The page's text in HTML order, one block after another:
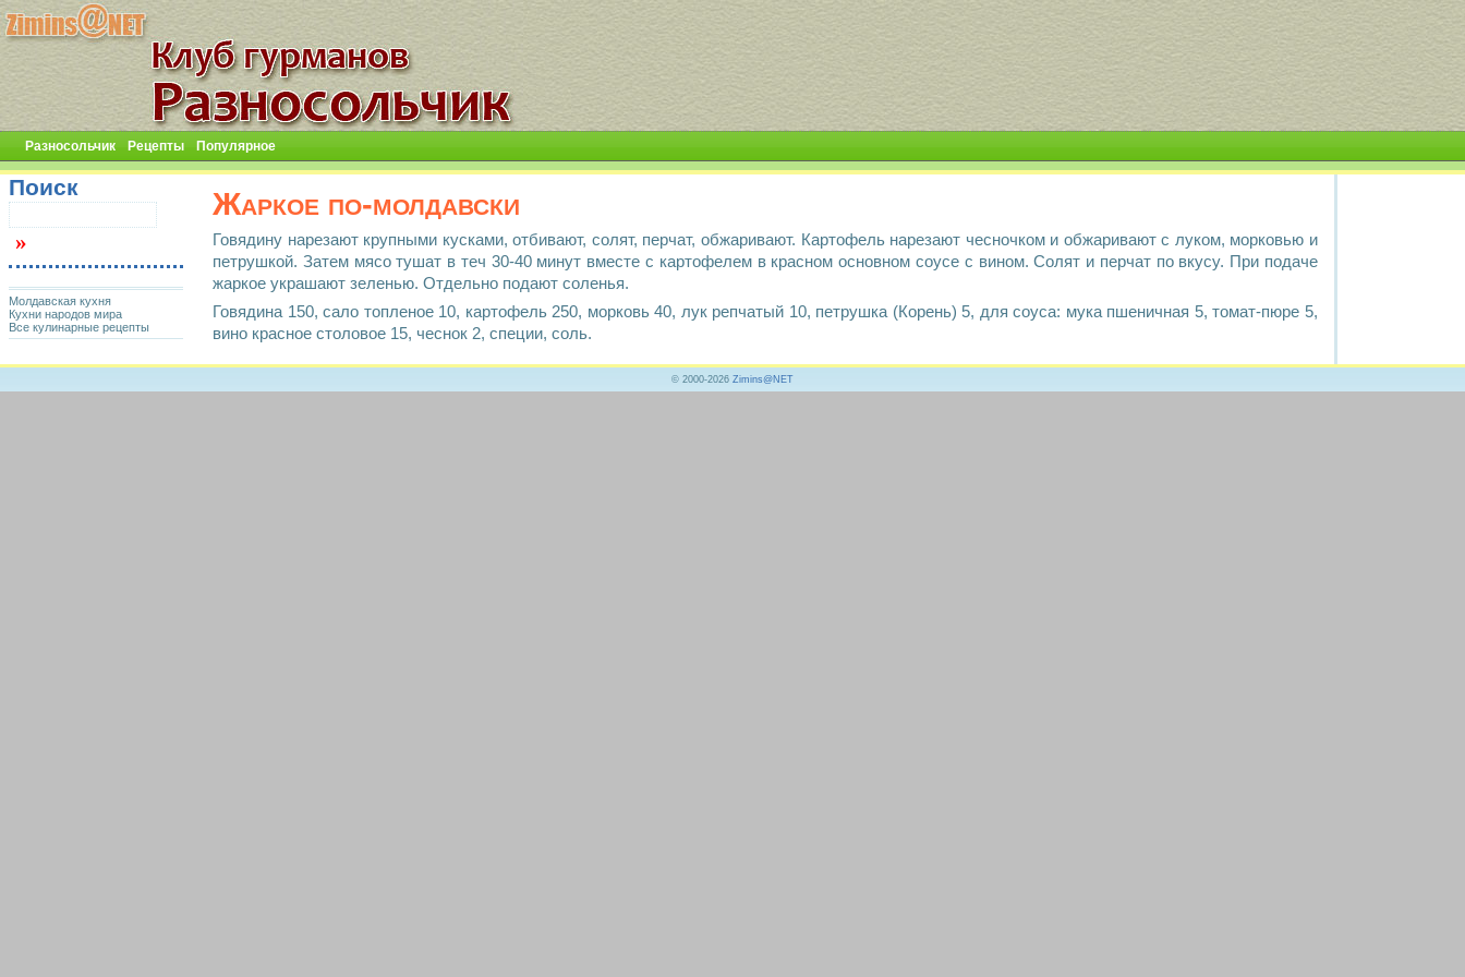
Разносольчик Рецепты Популярное
Жаркое по-молдавски
Говядину нарезают крупными кусками, отбивают, солят, перчат, обжаривают. Картофель нарезают чесночком и обжаривают с луком, морковью и
петрушкой. Затем мясо тушат в теч 30-40 минут вместе с картофелем в красном основном соусе с вином. Солят и перчат по вкусу. При подаче
жаркое украшают зеленью. Отдельно подают соленья.
Говядина 150, сало топленое 10, картофель 250, морковь 40, лук репчатый 10, петрушка (Корень) 5, для соуса: мука пшеничная 5, томат-пюре 5,
вино красное столовое 15, чеснок 2, специи, соль.
Поиск
Молдавская кухня
Кухни народов мира
Все кулинарные рецепты
© 2000-2026 Zimins@NET